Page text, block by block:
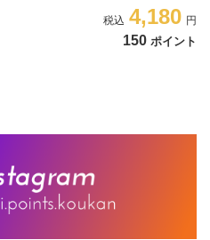
4,180
150 ポイント